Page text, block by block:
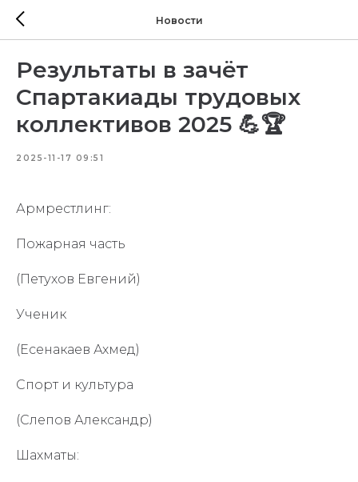
Новости
Результаты в зачёт
Спартакиады трудовых
коллективов 2025 💪🏆
2025-11-17 09:51
Армрестлинг:
Пожарная часть
(Петухов Евгений)
Ученик
(Есенакаев Ахмед)
Спорт и культура
(Слепов Александр)
Шахматы: